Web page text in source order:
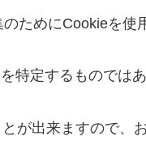
ためにCookieを使
特定するものではあ
が出来ますので、